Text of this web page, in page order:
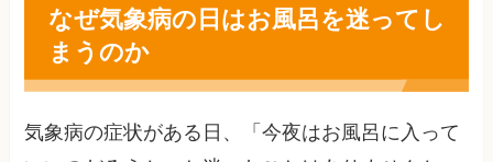
なぜ気象病の日はお風呂を迷ってし
まうのか
気象病の症状がある日、「今夜はお風呂に入って